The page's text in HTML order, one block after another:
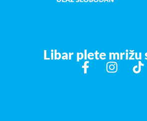
Libar plete mrižu